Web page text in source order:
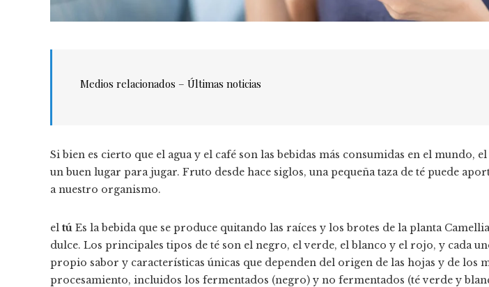
Medios relacionados – Últimas noticias
Si bien es cierto que el agua y el café son las bebidas más consumidas en el mundo,
un buen lugar para jugar. Fruto desde hace siglos, una pequeña taza de té puede
a nuestro organismo.
el tú Es la bebida que se produce quitando las raíces y los brotes de la planta
dulce. Los principales tipos de té son el negro, el verde, el blanco y el rojo, y cada
propio sabor y características únicas que dependen del origen de las hojas y de los
procesamiento, incluidos los fermentados (negro) y no fermentados (té verde y